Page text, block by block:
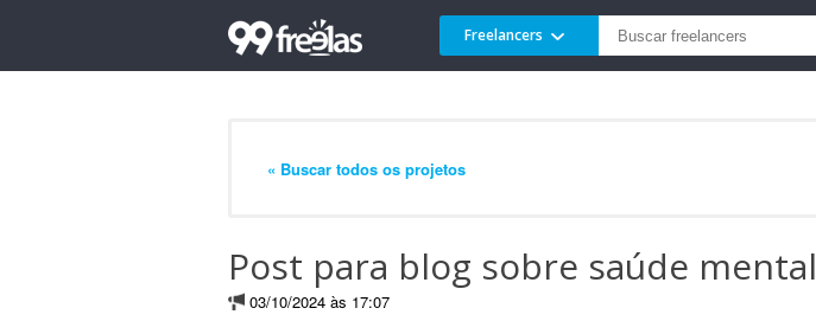
Freelancers
« Buscar todos os projetos
Post para blog sobre saúde mental
03/10/2024 às 17:07